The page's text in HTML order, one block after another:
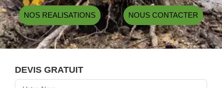
NOS REALISATIONS NOUS CONTACTER
DEVIS GRATUIT